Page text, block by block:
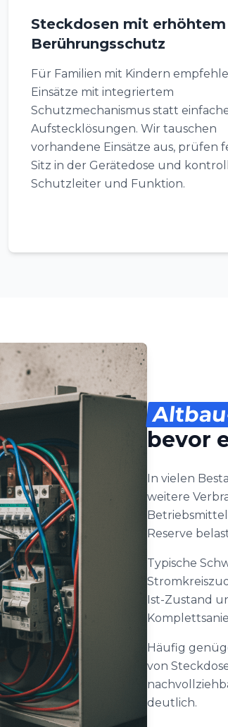
Steckdosen mit erhöhtem
Berührungsschutz
Für Familien mit Kindern
Einsätze mit integriertem
Schutzmechanismus statt
Aufstecklösungen. Wir tauschen
vorhandene Einsätze aus, prüfen
Sitz in der Gerätedose und
Schutzleiter und Funktion.
bevor
In vielen
weitere
Reserve
Typische
Ist-Zustand
Häufig
von
deutlich.